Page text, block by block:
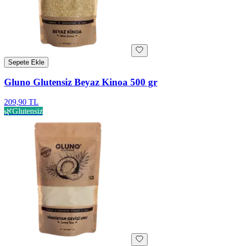
Sepete Ekle
Gluno Glutensiz Beyaz Kinoa 500 gr
209,90 TL
🌿Glutensiz